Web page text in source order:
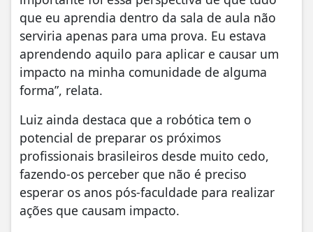
que eu aprendia dentro da sala de aula não
serviria apenas para uma prova. Eu estava
aprendendo aquilo para aplicar e causar um
impacto na minha comunidade de alguma
forma”, relata.
Luiz ainda destaca que a robótica tem o
potencial de preparar os próximos
profissionais brasileiros desde muito cedo,
fazendo-os perceber que não é preciso
esperar os anos pós-faculdade para realizar
ações que causam impacto.